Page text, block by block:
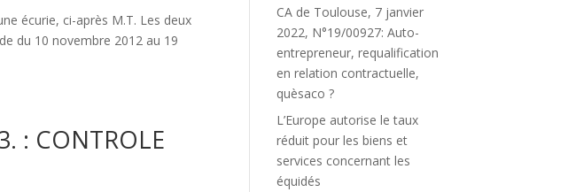
écurie, ci-après M.T. Les deux
du 10 novembre 2012 au 19
: CONTROLE
CA de Toulouse, 7 janvier
2022, N°19/00927: Auto-
entrepreneur, requalification
en relation contractuelle,
quèsaco ?
L’Europe autorise le taux
réduit pour les biens et
services concernant les
équidés